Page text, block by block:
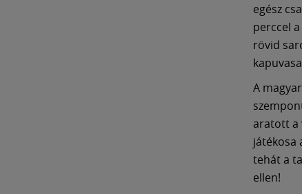
egész
perccel
rövid
A
aratott a
játékosa
tehát a
ellen!